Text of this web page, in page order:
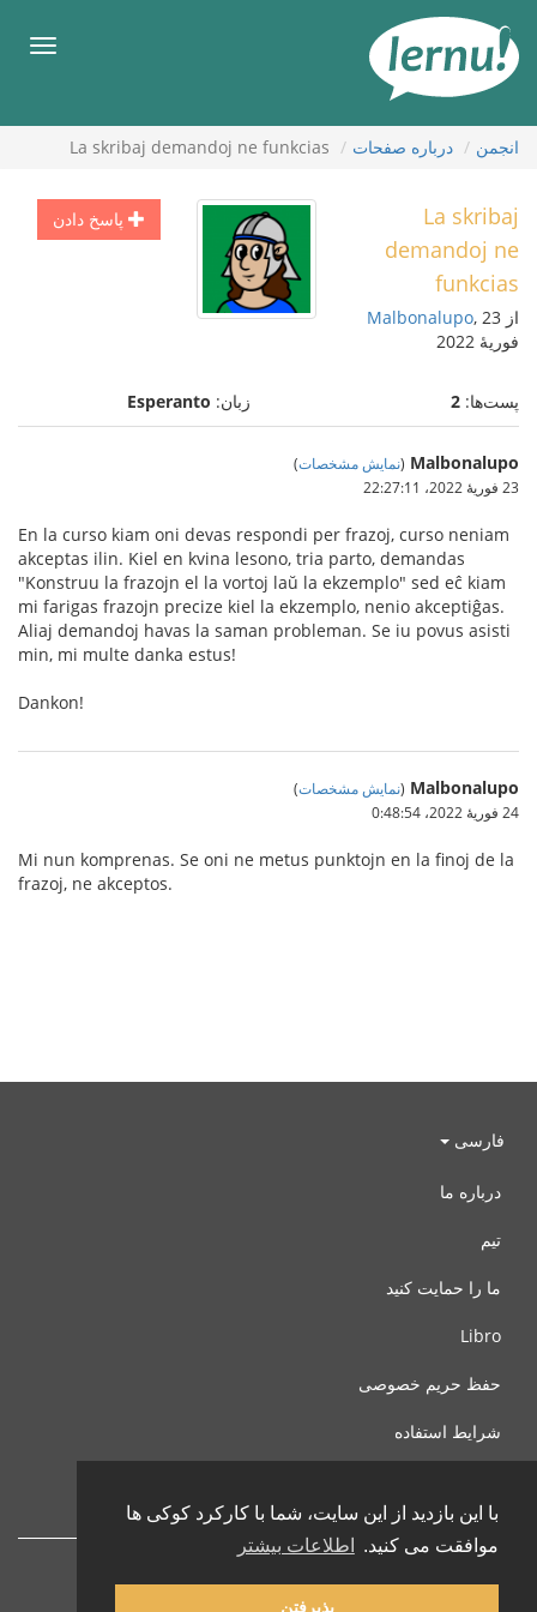
با این بازدید از این سایت، شما با کارکرد کوکی ها
موافقت می کنید.
اطلاعات بیشتر
پذیرفتن
محتوا
انجمن درباره صفحات La skribaj demandoj ne funkcias
پاسخ دادن
La skribaj
demandoj ne
funkcias
از Malbonalupo, 23
فوریهٔ 2022
پست‌ها: 2 زبان: Esperanto
Malbonalupo
(نمایش مشخصات)
23 فوریهٔ 2022،‏ 22:27:11
En la curso kiam oni devas respondi per frazoj, curso neniam
akceptas ilin. Kiel en kvina lesono, tria parto, demandas
"Konstruu la frazojn el la vortoj laŭ la ekzemplo" sed eĉ kiam
mi farigas frazojn precize kiel la ekzemplo, nenio akceptiĝas.
Aliaj demandoj havas la saman probleman. Se iu povus asisti
min, mi multe danka estus!
Dankon!
Malbonalupo
(نمایش مشخصات)
24 فوریهٔ 2022،‏ 0:48:54
Mi nun komprenas. Se oni ne metus punktojn en la finoj de la
frazoj, ne akceptos.
فارسی
درباره ما
تیم
ما را حمایت کنید
Libro
حفظ حریم خصوصی
شرایط استفاده